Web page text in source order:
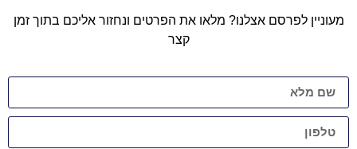
מעוניין לפרסם אצלנו? מלאו את הפרטים ונחזור אליכם בתוך זמן
קצר